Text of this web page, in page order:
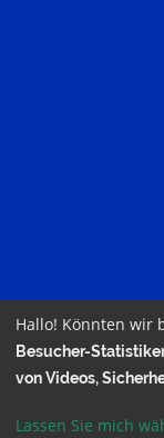
Hallo! Könnten wir
Besucher-
von Videos,
Lassen Sie mich